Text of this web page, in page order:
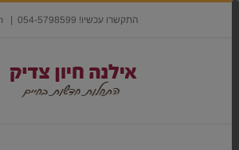
התקשרו עכשיו! 054-5798599